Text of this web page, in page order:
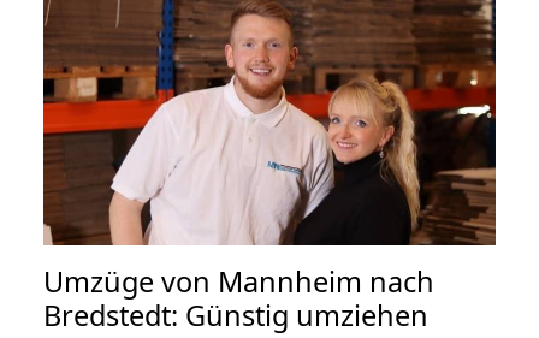
Umzüge von Mannheim nach
Bredstedt: Günstig umziehen